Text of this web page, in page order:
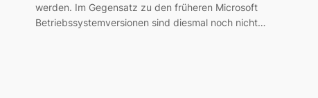
werden. Im Gegensatz zu den früheren Microsoft
Betriebssystemversionen sind diesmal noch nicht…